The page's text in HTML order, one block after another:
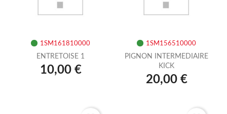
1SM161810000
ENTRETOISE 1
10,00 €
1SM156510000
PIGNON INTERMEDIAIRE
KICK
20,00 €